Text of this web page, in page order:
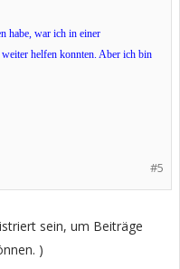
habe, war ich in einer
helfen konnten. Aber ich bin
#5
sein, um Beiträge
)